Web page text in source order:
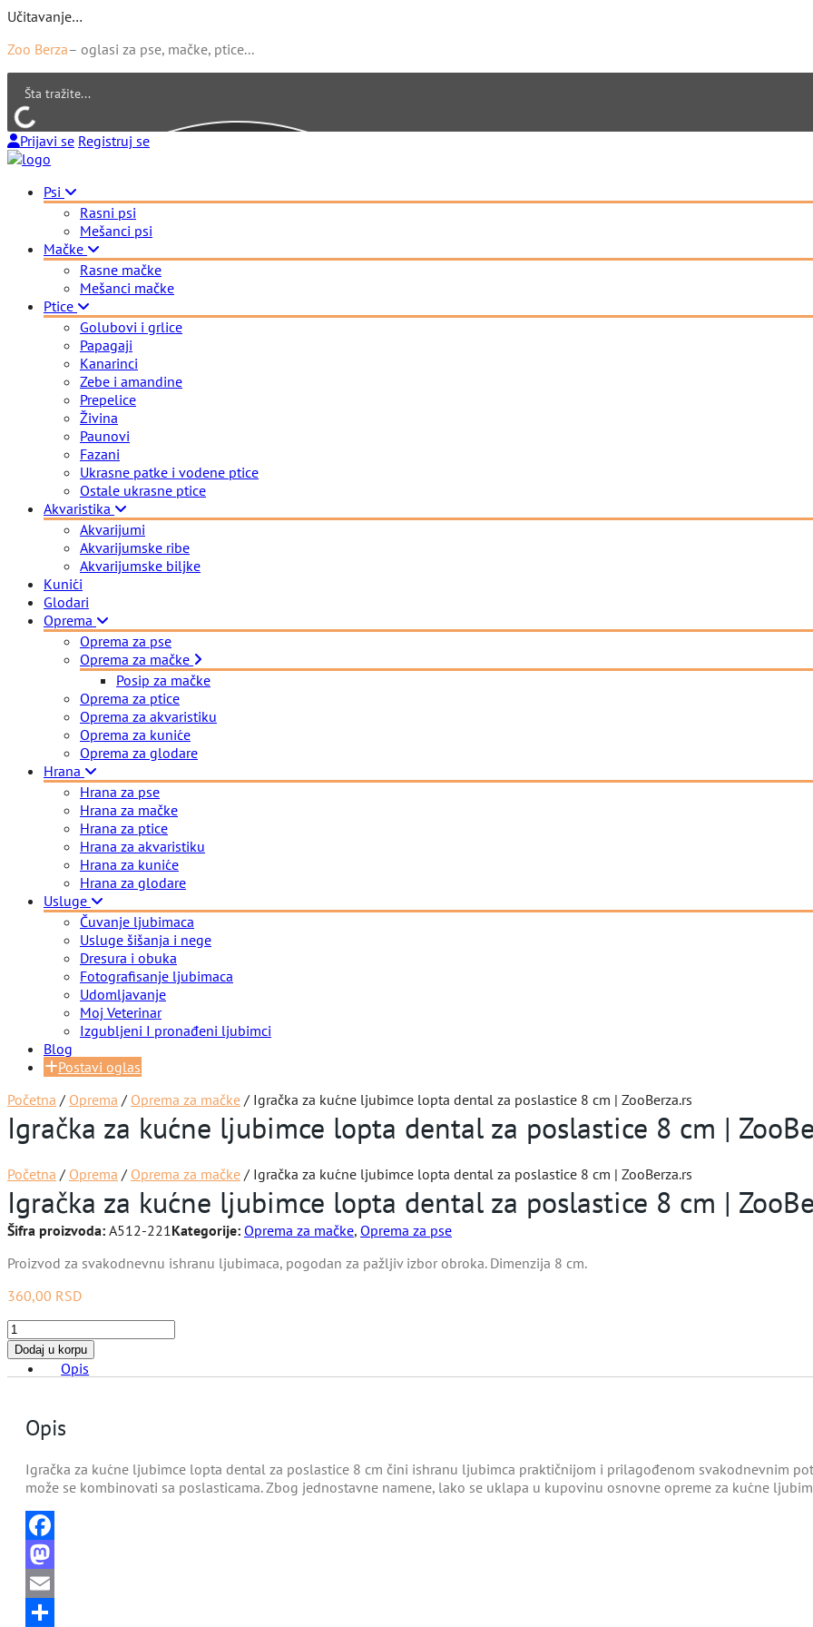
Učitavanje…
Zoo Berza– oglasi za pse, mačke, ptice...
Prijavi se Registruj se
Psi
Rasni psi
Mešanci psi
Mačke
Rasne mačke
Mešanci mačke
Ptice
Golubovi i grlice
Papagaji
Kanarinci
Zebe i amandine
Prepelice
Živina
Paunovi
Fazani
Ukrasne patke i vodene ptice
Ostale ukrasne ptice
Akvaristika
Akvarijumi
Akvarijumske ribe
Akvarijumske biljke
Kunići
Glodari
Oprema
Oprema za pse
Oprema za mačke
Posip za mačke
Oprema za ptice
Oprema za akvaristiku
Oprema za kuniće
Oprema za glodare
Hrana
Hrana za pse
Hrana za mačke
Hrana za ptice
Hrana za akvaristiku
Hrana za kuniće
Hrana za glodare
Usluge
Čuvanje ljubimaca
Usluge šišanja i nege
Dresura i obuka
Fotografisanje ljubimaca
Udomljavanje
Moj Veterinar
Izgubljeni I pronađeni ljubimci
Blog
Postavi oglas
Početna / Oprema / Oprema za mačke / Igračka za kućne ljubimce lopta dental za poslastice 8 cm | ZooBerza.rs
Igračka za kućne ljubimce lopta dental za poslastice 8 cm |
Početna / Oprema / Oprema za mačke / Igračka za kućne ljubimce lopta dental za poslastice 8 cm | ZooBerza.rs
Igračka za kućne ljubimce lopta dental za poslastice 8 cm |
Šifra proizvoda: A512-221Kategorije: Oprema za mačke, Oprema za pse
Proizvod za svakodnevnu ishranu ljubimaca, pogodan za pažljiv izbor obroka. Dimenzija 8 cm.
360,00 RSD
Igračka
za
kućne
ljubimce
dental
ZooBerza.rs
količina
Dodaj u korpu
Opis
Opis
Igračka za kućne ljubimce lopta dental za poslastice 8 cm čini ishranu ljubimca praktičnijom i prilagođenom svakodnevnim
može se kombinovati sa poslasticama. Zbog jednostavne namene, lako se uklapa u kupovinu osnovne opreme za kućne
Facebook
Mastodon
Email